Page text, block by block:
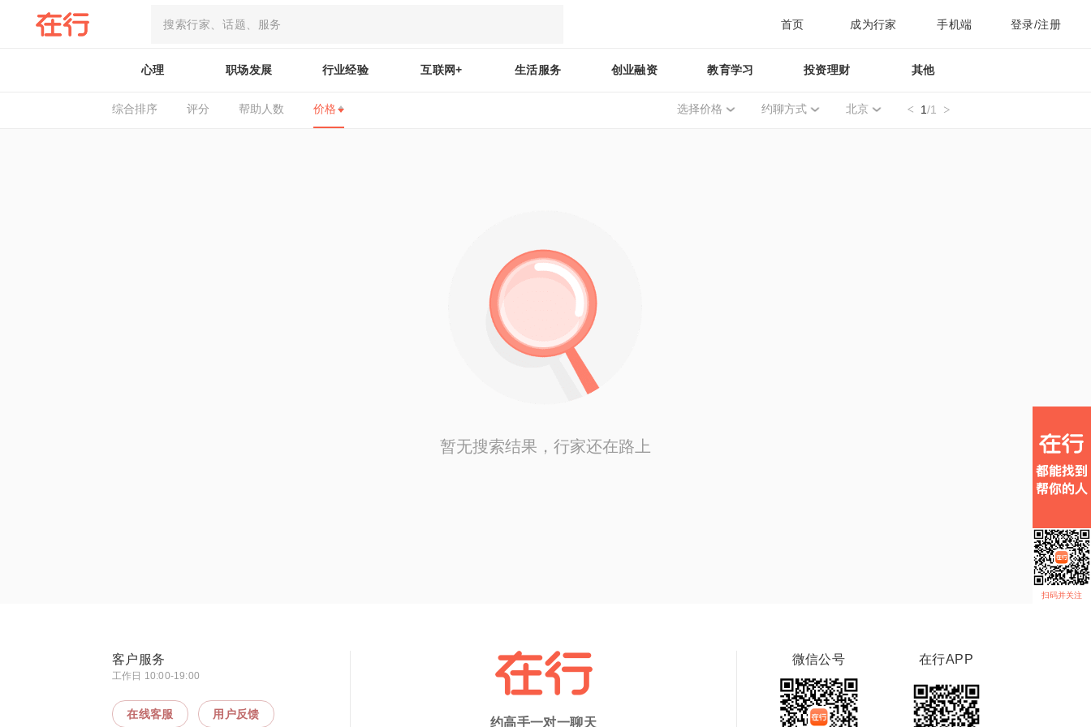
首页 成为行家 手机端 登录/注册
心理 职场发展 行业经验 互联网+ 生活服务 创业融资 教育学习 投资理财 其他
综合排序 评分 帮助人数 价格 选择价格 约聊方式 北京 1/1
暂无搜索结果，行家还在路上
扫码并关注
客户服务
工作日 10:00-19:00
在线客服 用户反馈
约高手一对一聊天
微信公号 在行APP